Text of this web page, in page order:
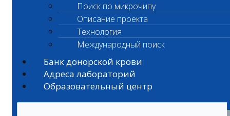
Поиск по микрочипу
Описание проекта
Технология
Международный поиск
Банк донорской крови
Адреса лабораторий
Образовательный центр